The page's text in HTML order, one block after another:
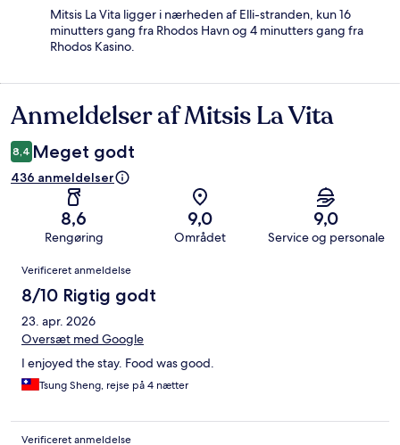
Mitsis La Vita ligger i nærheden af Elli-stranden, kun 16
minutters gang fra Rhodos Havn og 4 minutters gang fra
Rhodos Kasino.
Anmeldelser
Anmeldelser af Mitsis La Vita
8,4 Meget godt
436 anmeldelser
8,6
Rengøring
9,0
Området
9,0
Service og personale
Anmeldelser
Verificeret anmeldelse
8/10 Rigtig godt
23. apr. 2026
Oversæt med Google
I enjoyed the stay. Food was good.
Tsung Sheng, rejse på 4 nætter
Verificeret anmeldelse